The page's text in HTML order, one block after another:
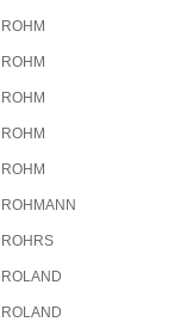
ROHM
ROHM
ROHM
ROHM
ROHM
ROHMANN
ROHRS
ROLAND
ROLAND